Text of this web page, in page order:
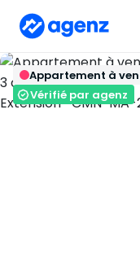
Retour
Immobilier
Casablanca
Maârif
Appartement à
Vérifié par agenz